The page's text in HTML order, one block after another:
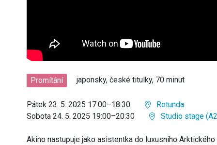
Promítání japonsky, české titulky, 70 minut
Pátek 23. 5. 2025 17:00–18:30
Rotunda
Sobota 24. 5. 2025 19:00–20:30
Studio stage
Akino nastupuje jako asistentka do luxusního